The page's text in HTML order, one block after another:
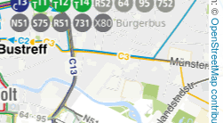
OpenStreetMap contributors